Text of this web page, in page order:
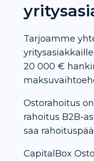
Tarjoamme
20 000 €
Ostorahoitus
rahoitus B2B-
saa
CapitalBox